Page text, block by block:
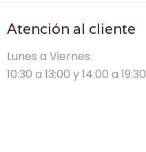
Atención al cliente
Lunes a Viernes:
10:30 a 13:00 y 14:00 a 19:30